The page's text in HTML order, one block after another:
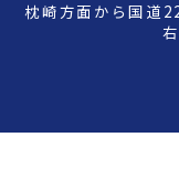
枕崎方面から国道